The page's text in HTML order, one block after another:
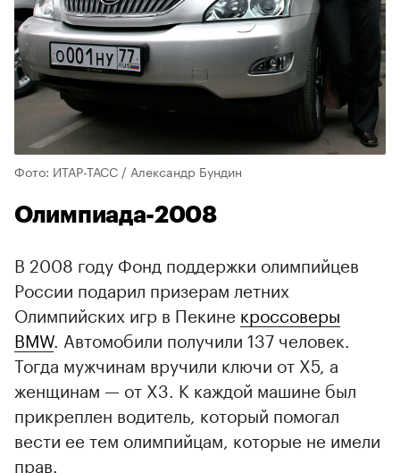
Фото: ИТАР-ТАСС / Александр Бундин
Олимпиада-2008
В 2008 году Фонд поддержки олимпийцев
России подарил призерам летних
Олимпийских игр в Пекине кроссоверы
BMW. Автомобили получили 137 человек.
Тогда мужчинам вручили ключи от X5, а
женщинам — от X3. К каждой машине был
прикреплен водитель, который помогал
вести ее тем олимпийцам, которые не имели
прав.